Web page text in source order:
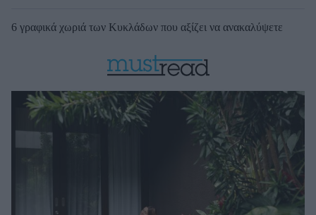
6 γραφικά χωριά των Κυκλάδων που αξίζει να ανακαλύψετε